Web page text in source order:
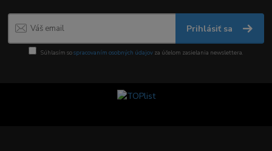
Prihlásiť sa
Súhlasím sospracovaním osobných údajov za účelom zasielania newslettera.